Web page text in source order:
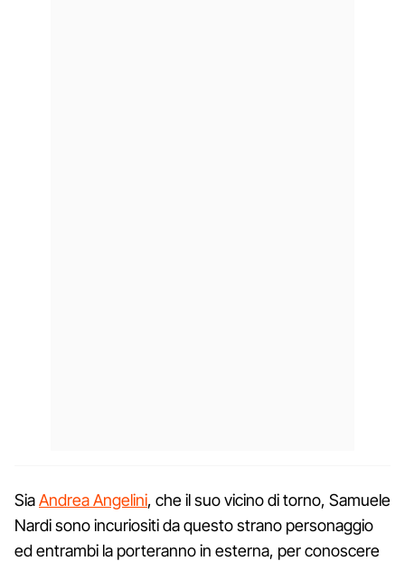
SiaAndrea Angelini, che il suo vicino di torno, Samuele
Nardi sono incuriositi da questo strano personaggio
ed entrambi la porteranno in esterna, per conoscere